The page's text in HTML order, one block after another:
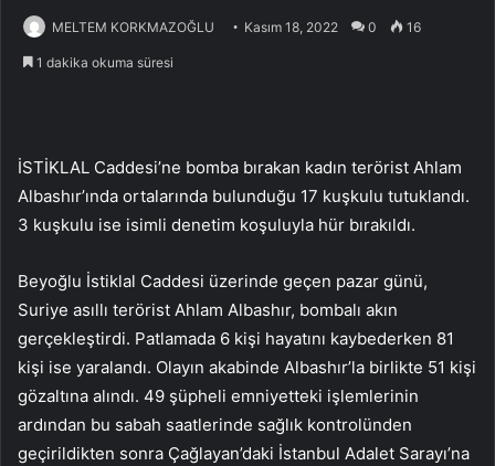
MELTEM KORKMAZOĞLU Kasım 18, 2022 0 16
1 dakika okuma süresi
İSTİKLAL Caddesi’ne bomba bırakan kadın terörist Ahlam
Albashır’ında ortalarında bulunduğu 17 kuşkulu tutuklandı.
3 kuşkulu ise isimli denetim koşuluyla hür bırakıldı.
Beyoğlu İstiklal Caddesi üzerinde geçen pazar günü,
Suriye asıllı terörist Ahlam Albashır, bombalı akın
gerçekleştirdi. Patlamada 6 kişi hayatını kaybederken 81
kişi ise yaralandı. Olayın akabinde Albashır’la birlikte 51 kişi
gözaltına alındı. 49 şüpheli emniyetteki işlemlerinin
ardından bu sabah saatlerinde sağlık kontrolünden
geçirildikten sonra Çağlayan’daki İstanbul Adalet Sarayı’na